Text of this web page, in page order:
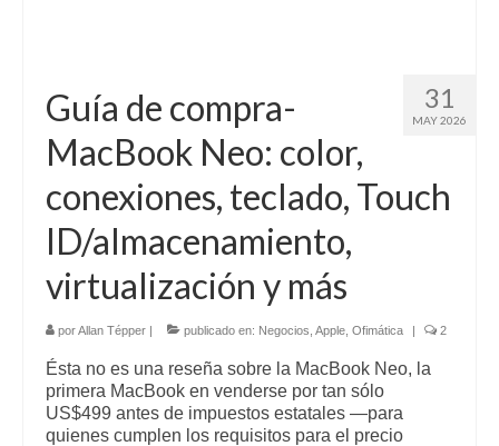
31
MAY 2026
Guía de compra-
MacBook Neo: color,
conexiones, teclado, Touch
ID/almacenamiento,
virtualización y más
porAllan Tépper publicado en: Negocios Apple Ofimática 2
Ésta no es una reseña sobre la MacBook Neo, la
primera MacBook en venderse por tan sólo
US$499 antes de impuestos estatales —para
quienes cumplen los requisitos para el precio